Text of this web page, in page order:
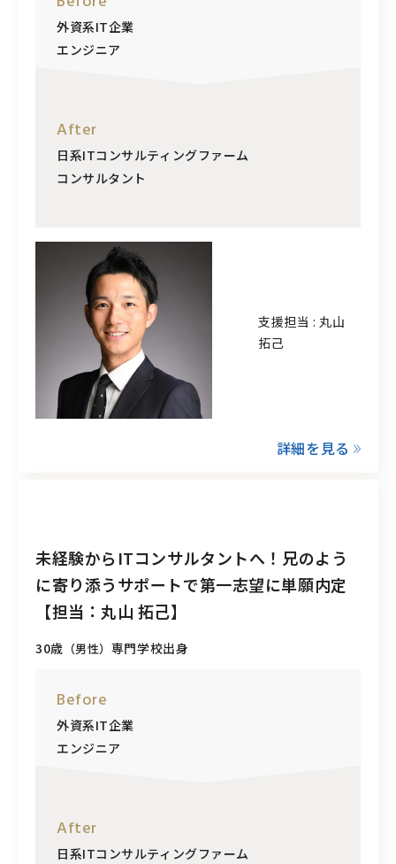
外資系IT企業
エンジニア
After
日系ITコンサルティングファーム
コンサルタント
支援担当 : 丸山
拓己
詳細を見る
30歳 （男性） 専門学校出身
未経験からITコンサルタントへ！兄のよう
に寄り添うサポートで第一志望に単願内定
【担当：丸山 拓己】
Before
外資系IT企業
エンジニア
After
日系ITコンサルティングファーム